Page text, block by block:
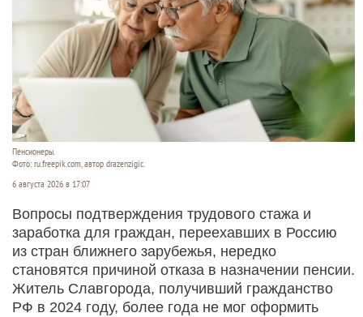
Пенсионеры.
Фото: ru.freepik.com, автор drazenzigic.
6 августа 2026 в 17:07
Вопросы подтверждения трудового стажа и
заработка для граждан, переехавших в Россию
из стран ближнего зарубежья, нередко
становятся причиной отказа в назначении пенсии.
Житель Славгорода, получивший гражданство
РФ в 2024 году, более года не мог оформить